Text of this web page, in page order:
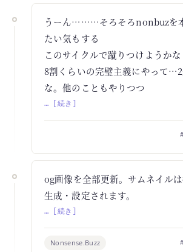
うーん………そろそろnonbuzを
たい気もする
このサイクルで蹴りつけようかな
8割くらいの完璧主義にやって
な。他のこともやりつつ
… [続き]
og画像を全部更新。サムネイル
生成・設定されます。
… [続き]
Nonsense.Buzz